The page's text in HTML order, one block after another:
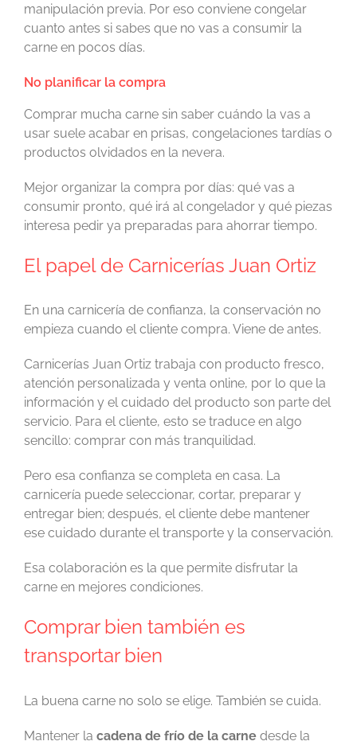
manipulación previa. Por eso conviene congelar
cuanto antes si sabes que no vas a consumir la
carne en pocos días.
No planificar la compra
Comprar mucha carne sin saber cuándo la vas a
usar suele acabar en prisas, congelaciones tardías o
productos olvidados en la nevera.
Mejor organizar la compra por días: qué vas a
consumir pronto, qué irá al congelador y qué piezas
interesa pedir ya preparadas para ahorrar tiempo.
El papel de Carnicerías Juan Ortiz
En una carnicería de confianza, la conservación no
empieza cuando el cliente compra. Viene de antes.
Carnicerías Juan Ortiz trabaja con producto fresco,
atención personalizada y venta online, por lo que la
información y el cuidado del producto son parte del
servicio. Para el cliente, esto se traduce en algo
sencillo: comprar con más tranquilidad.
Pero esa confianza se completa en casa. La
carnicería puede seleccionar, cortar, preparar y
entregar bien; después, el cliente debe mantener
ese cuidado durante el transporte y la conservación.
Esa colaboración es la que permite disfrutar la
carne en mejores condiciones.
Comprar bien también es
transportar bien
La buena carne no solo se elige. También se cuida.
Mantener la cadena de frío de la carne desde la